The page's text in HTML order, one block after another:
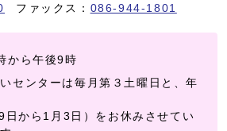
ファックス： 086-944-1801
から午後9時
いセンターは毎月第３土曜日と、年
日から1月3日）をお休みさせてい